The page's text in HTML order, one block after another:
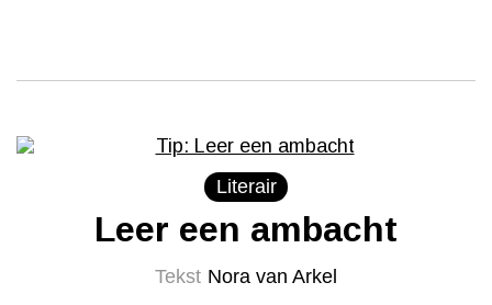
Literair
Leer een ambacht
Tekst Nora van Arkel